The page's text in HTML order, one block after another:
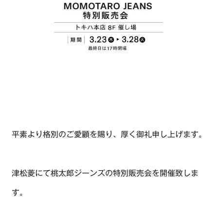
平素より格別のご愛顧を賜り、厚く御礼申し上げます。
津松菱にて桃太郎ジーンズの特別販売会を開催致しま
す。